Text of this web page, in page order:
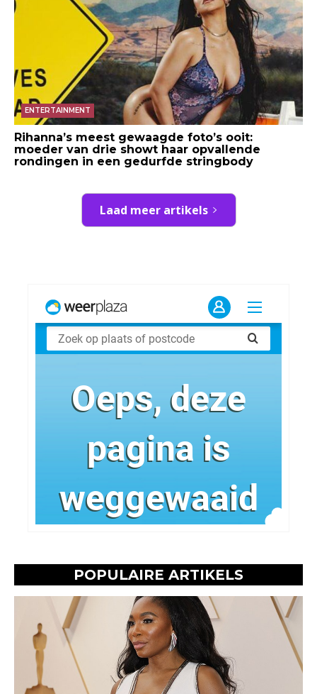
ENTERTAINMENT
Rihanna’s meest gewaagde foto’s ooit:
moeder van drie showt haar opvallende
rondingen in een gedurfde stringbody
Laad meer artikels
POPULAIRE ARTIKELS